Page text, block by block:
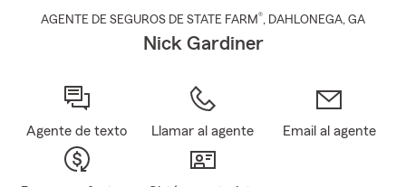
AGENTE DE SEGUROS DE STATE FARM®, DAHLONEGA, GA
Nick Gardiner
Agente de texto Llamar al agente Email al agente